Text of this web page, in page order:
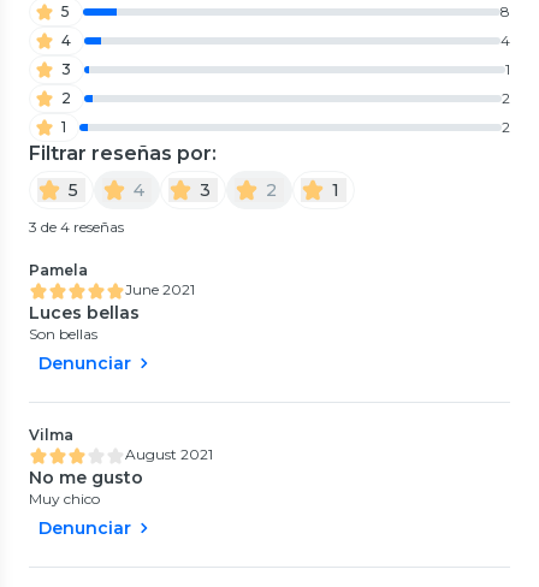
5
8
4
4
3
1
2
2
1
2
Filtrar reseñas por:
5 4 3 2 1
3 de 4 reseñas
Pamela
June 2021
Luces bellas
Son bellas
Denunciar
Vilma
August 2021
No me gusto
Muy chico
Denunciar